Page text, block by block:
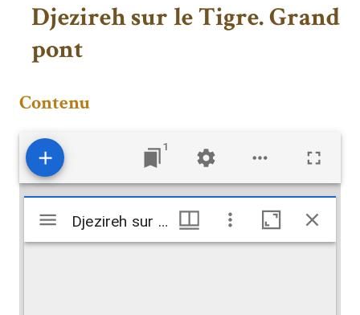
Djezireh sur le Tigre. Grand
pont
Contenu
1
Visualiseur
Mirador
Djezireh sur le Tigre. Grand pont Djezireh sur le Tigre. Grand pont